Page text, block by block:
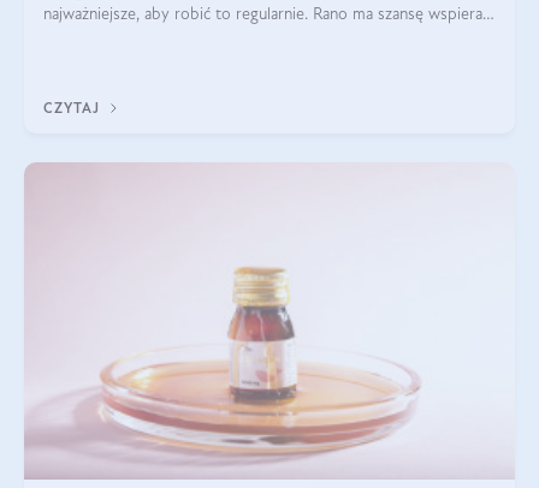
najważniejsze, aby robić to regularnie. Rano ma szansę wspierać
CZYTAJ